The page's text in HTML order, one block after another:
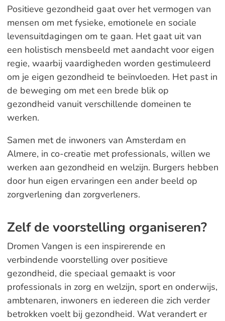
Positieve gezondheid gaat over het vermogen van
mensen om met fysieke, emotionele en sociale
levensuitdagingen om te gaan. Het gaat uit van
een holistisch mensbeeld met aandacht voor eigen
regie, waarbij vaardigheden worden gestimuleerd
om je eigen gezondheid te beïnvloeden. Het past in
de beweging om met een brede blik op
gezondheid vanuit verschillende domeinen te
werken.
Samen met de inwoners van Amsterdam en
Almere, in co-creatie met professionals, willen we
werken aan gezondheid en welzijn. Burgers hebben
door hun eigen ervaringen een ander beeld op
zorgverlening dan zorgverleners.
Zelf de voorstelling organiseren?
Dromen Vangen is een inspirerende en
verbindende voorstelling over positieve
gezondheid, die speciaal gemaakt is voor
professionals in zorg en welzijn, sport en onderwijs,
ambtenaren, inwoners en iedereen die zich verder
betrokken voelt bij gezondheid. Wat verandert er